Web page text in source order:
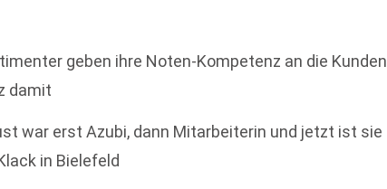
geben ihre Noten-Kompetenz an die Kunden
damit
war erst Azubi, dann Mitarbeiterin und jetzt ist sie
in Bielefeld